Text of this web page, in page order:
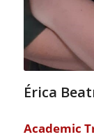
Érica
Academic